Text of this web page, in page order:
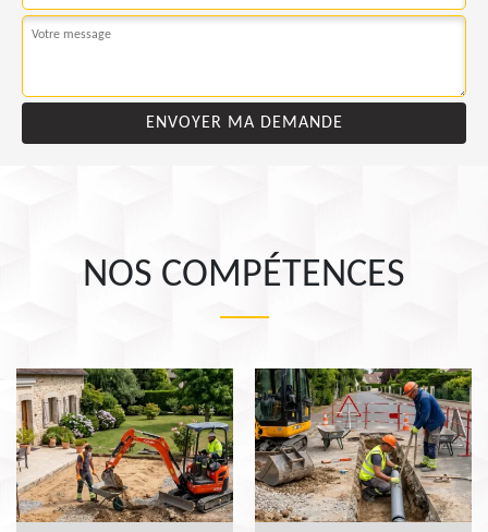
NOS COMPÉTENCES